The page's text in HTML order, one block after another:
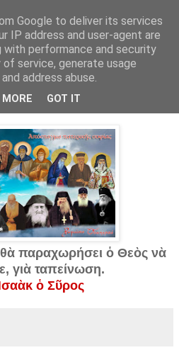
σοφίας...
θὰ παραχωρήσει ὁ Θεὸς νὰ
γιὰ ταπείνωση.
ὁ Σῦρος
Google to deliver its services
IP address and user-agent are
with performance and security
service, generate usage
address abuse.
MORE GOT IT